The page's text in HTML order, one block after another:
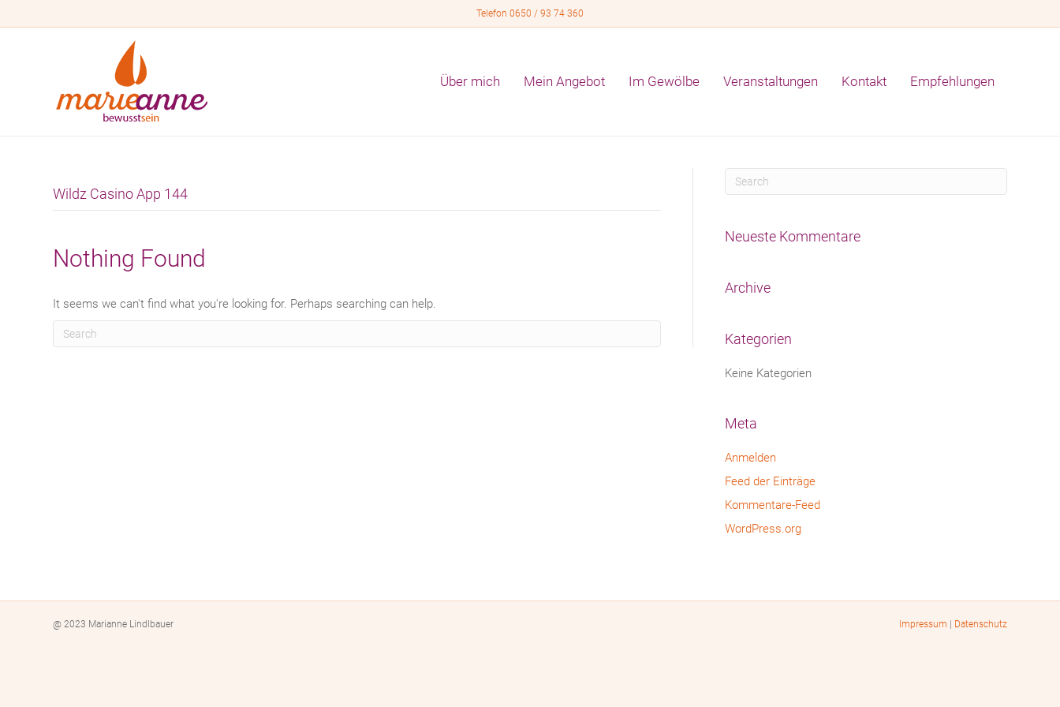
Telefon 0650 / 93 74 360
Über mich Mein Angebot Im Gewölbe Veranstaltungen Kontakt Empfehlungen
Wildz Casino App 144
Nothing Found
It seems we can't find what you're looking for. Perhaps searching can help.
Neueste Kommentare
Archive
Kategorien
Keine Kategorien
Meta
Anmelden
Feed der Einträge
Kommentare-Feed
WordPress.org
@ 2023 Marianne Lindlbauer Impressum Datenschutz